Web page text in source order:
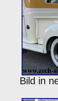
Bild in